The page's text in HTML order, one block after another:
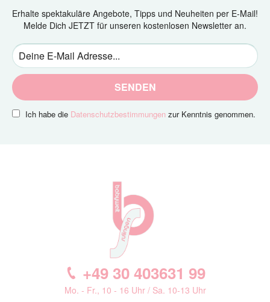
Erhalte spektakuläre Angebote, Tipps und Neuheiten per E-Mail!
Melde Dich JETZT für unseren kostenlosen Newsletter an.
SENDEN
Ich habe die Datenschutzbestimmungen zur Kenntnis genommen.
+49 30 403631 99
Mo. - Fr., 10 - 16 Uhr / Sa. 10-13 Uhr